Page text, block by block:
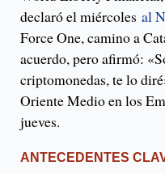
declaró el miércoles al
Force One, camino a
acuerdo, pero afirmó:
criptomonedas, te lo
Oriente Medio en los
jueves.
ANTECEDENTES